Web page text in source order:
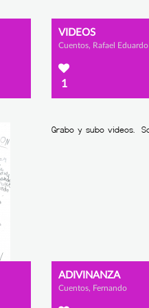
VIDEOS
Cuentos, Rafael Eduardo
1
ADIVINANZA
Cuentos, Fernando